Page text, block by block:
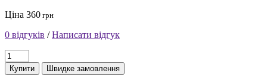
Ціна 360 грн
0 відгуків /Написати відгук
Купити Швидке замовлення